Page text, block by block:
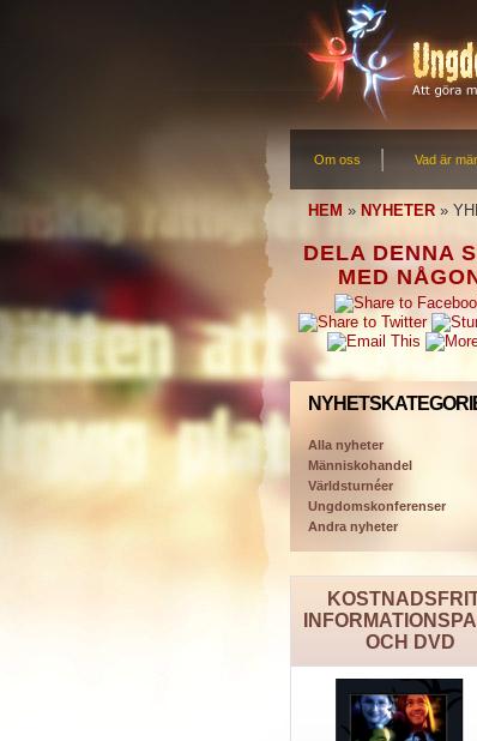
Om oss Vad är
HEM » NYHETER »
DELA DENNA
MED
Alla nyheter
Människohandel
Världsturnéer
Ungdomskonferenser
Andra nyheter
OCH DVD